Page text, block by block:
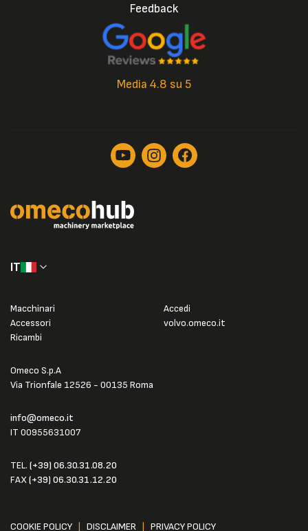
Feedback
Media 4.8 su 5
IT
Omeco S.p.A
Via Trionfale 12526 - 00135 Roma
info@omeco.it
IT 00955631007
TEL. (+39) 06.30.31.08.20
FAX(+39) 06.30.31.12.20
Macchinari
Accessori
Ricambi
Accedi
volvo.omeco.it
COOKIE POLICY DISCLAIMER
PRIVACY POLICY